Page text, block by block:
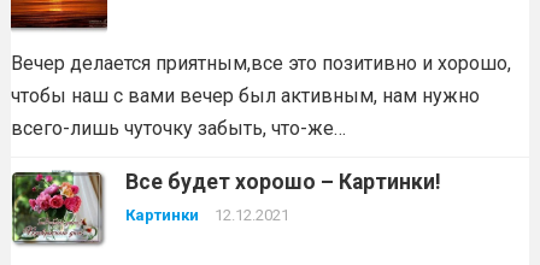
Вечер делается приятным,все это позитивно и хорошо,
чтобы наш с вами вечер был активным, нам нужно
всего-лишь чуточку забыть, что-же…
Все будет хорошо – Картинки!
Картинки 12.12.2021